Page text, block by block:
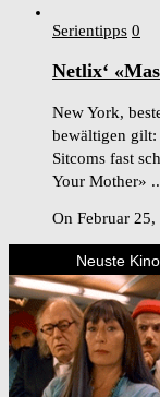
Serientipps 0
Netlix‘
New York,
bewältigen gilt:
Sitcoms fast
Your Mother»
On Februar 25,